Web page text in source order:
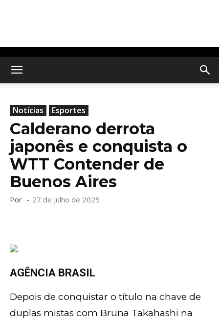
Notícias Esportes
Calderano derrota
japonês e conquista o
WTT Contender de
Buenos Aires
Por - 27 de julho de 2025
AGÊNCIA BRASIL
Depois de conquistar o título na chave de
duplas mistas com Bruna Takahashi na